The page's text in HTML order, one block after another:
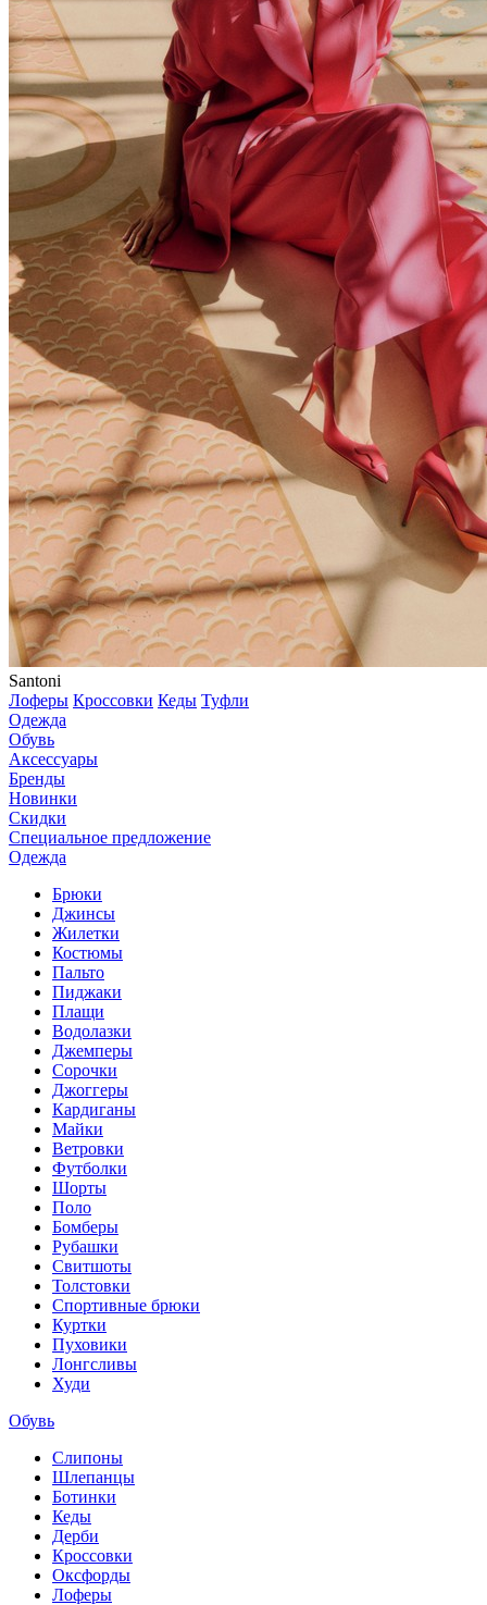
Santoni
Лоферы Кроссовки Кеды Туфли
Одежда
Обувь
Аксессуары
Бренды
Новинки
Скидки
Специальное предложение
Одежда
Брюки
Джинсы
Жилетки
Костюмы
Пальто
Пиджаки
Плащи
Водолазки
Джемперы
Сорочки
Джоггеры
Кардиганы
Майки
Ветровки
Футболки
Шорты
Поло
Бомберы
Рубашки
Свитшоты
Толстовки
Спортивные брюки
Куртки
Пуховики
Лонгсливы
Худи
Обувь
Слипоны
Шлепанцы
Ботинки
Кеды
Дерби
Кроссовки
Оксфорды
Лоферы